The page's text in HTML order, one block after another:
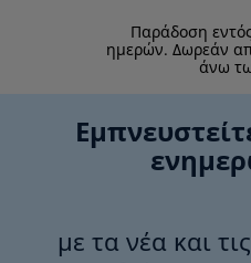
Παράδοση
ημερών. Δωρεάν
άνω
με τα νέα και